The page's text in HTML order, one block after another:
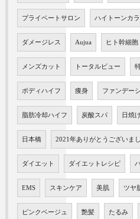
プライベートサロン ハイトーンカ
ダメージレス Aujua ヒト幹細胞
メンズカット トータルビュー
ボディハイフ 痩身 ファンデー
脂肪冷却ハイフ 炭酸スパ 日焼
日本橋 2021年ありがとうございまし
ダイエット ダイエットレシピ
EMS スキンケア 美肌 ツヤ
ピンクベージュ 艶髪 たるみ